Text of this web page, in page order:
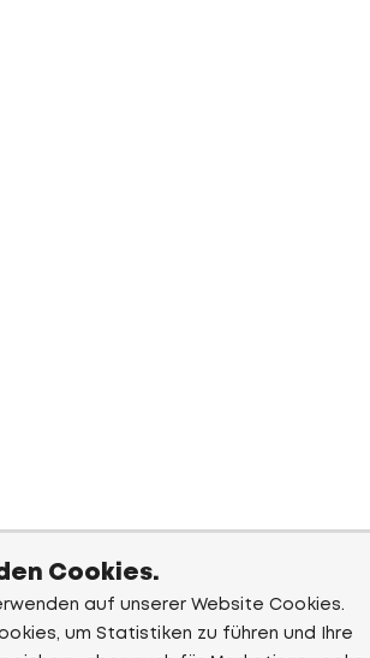
Cookies.
auf unserer Website Cookies.
um Statistiken zu führen und Ihre